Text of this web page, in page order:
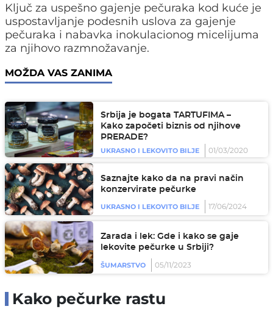
Ključ za uspešno gajenje pečuraka kod kuće je
uspostavljanje podesnih uslova za gajenje
pečuraka i nabavka inokulacionog micelijuma
za njihovo razmnožavanje.
MOŽDA VAS ZANIMA
Srbija je bogata TARTUFIMA –
Kako započeti biznis od njihove
PRERADE?
UKRASNO I LEKOVITO BILJE
01/03/2020
Saznajte kako da na pravi način
konzervirate pečurke
UKRASNO I LEKOVITO BILJE 17/06/2024
Zarada i lek: Gde i kako se gaje
lekovite pečurke u Srbiji?
ŠUMARSTVO 05/11/2023
Kako pečurke rastu